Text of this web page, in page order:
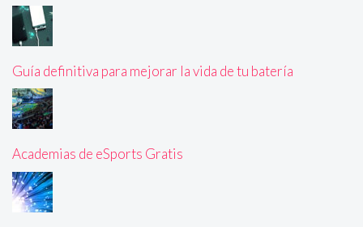
Guía definitiva para mejorar la vida de tu batería
Academias de eSports Gratis